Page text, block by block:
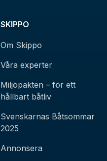
SKIPPO
Om Skippo
Våra experter
Miljöpakten – för ett
hållbart båtliv
Svenskarnas Båtsommar
2025
Annonsera